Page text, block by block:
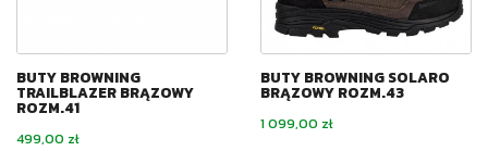
BUTY BROWNING
TRAILBLAZER BRĄZOWY
ROZM.41
Cena
499,00 zł
BUTY BROWNING SOLARO
BRĄZOWY ROZM.43
Cena
1 099,00 zł